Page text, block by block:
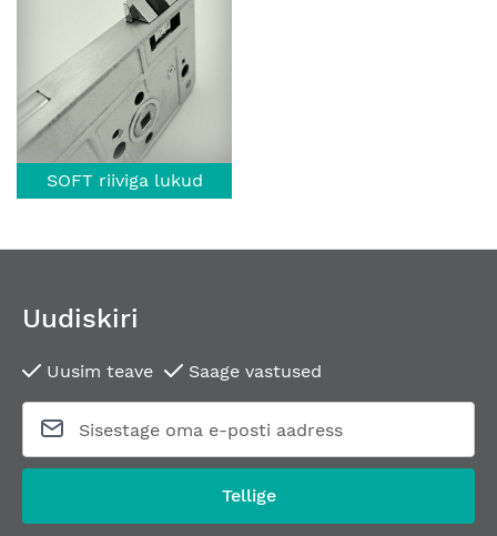
SOFT riiviga lukud
Uudiskiri
Uusim teave Saage vastused
Tellige